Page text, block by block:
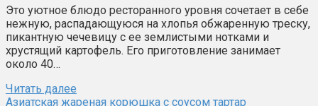
Это уютное блюдо ресторанного уровня сочетает в себе
нежную, распадающуюся на хлопья обжаренную треску,
пикантную чечевицу с ее землистыми нотками и
хрустящий картофель. Его приготовление занимает
около 40…
Читать далее
Азиатская жареная корюшка с соусом тартар